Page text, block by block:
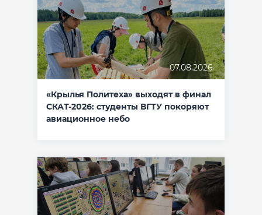
07.08.2026
«Крылья Политеха» выходят в финал
СКАТ-2026: студенты ВГТУ покоряют
авиационное небо